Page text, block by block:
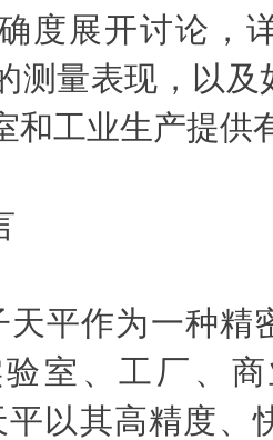
度展开讨论，
测量表现，以
和工业生产提供
平作为一种精
室、工厂、
平以其高精度、